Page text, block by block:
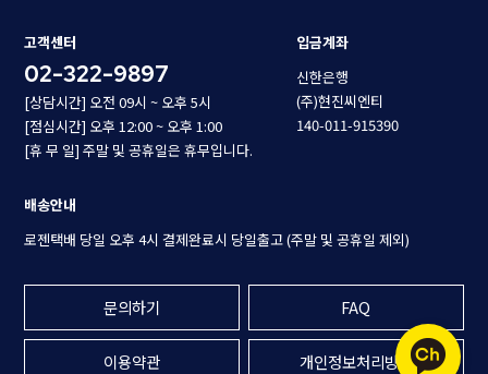
고객센터
02-322-9897
[상담시간] 오전 09시 ~ 오후 5시
[점심시간] 오후 12:00 ~ 오후 1:00
[휴 무 일] 주말 및 공휴일은 휴무입니다.
입금계좌
신한은행
(주)현진씨엔티
140-011-915390
배송안내
로젠택배 당일 오후 4시 결제완료시 당일출고 (주말 및 공휴일 제외)
문의하기 FAQ
이용약관 개인정보처리방침